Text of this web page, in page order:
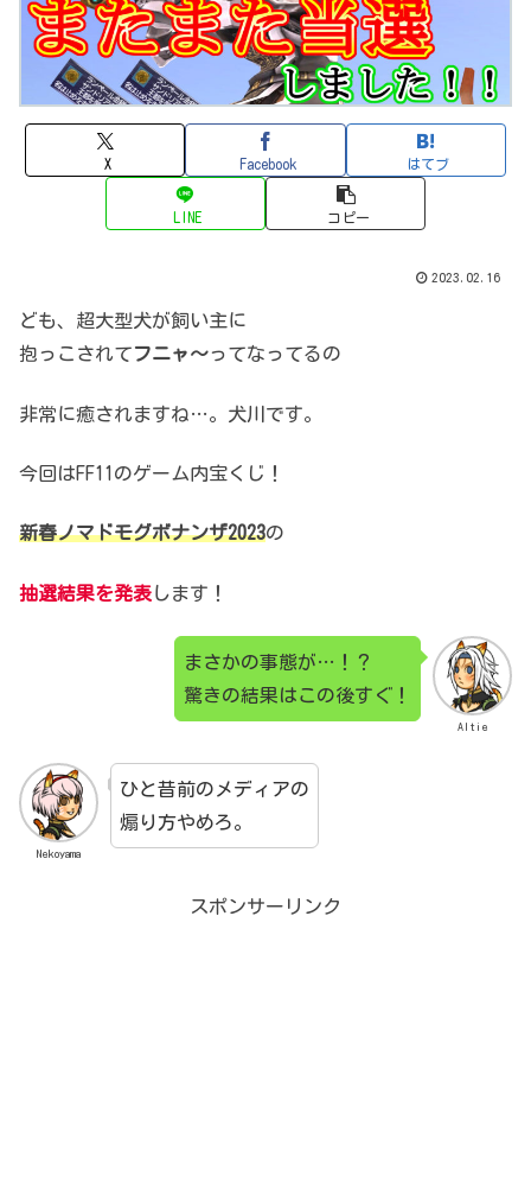
X Facebook はてブ
LINE コピー
2023.02.16
ども、超大型犬が飼い主に
抱っこされてフニャ～ってなってるの
非常に癒されますね…。犬川です。
今回はFF11のゲーム内宝くじ！
新春ノマドモグボナンザ2023の
抽選結果を発表します！
Altie
まさかの事態が…！？
驚きの結果はこの後すぐ！
Nekoyama
ひと昔前のメディアの
煽り方やめろ。
スポンサーリンク